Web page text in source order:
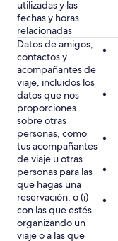
utilizadas y las
fechas y horas
relacionadas
Datos de amigos,
contactos y
acompañantes de
viaje, incluidos los
datos que nos
proporciones
sobre otras
personas, como
tus acompañantes
de viaje u otras
personas para las
que hagas una
reservación, o (i)
con las que estés
organizando un
viaje o a las que